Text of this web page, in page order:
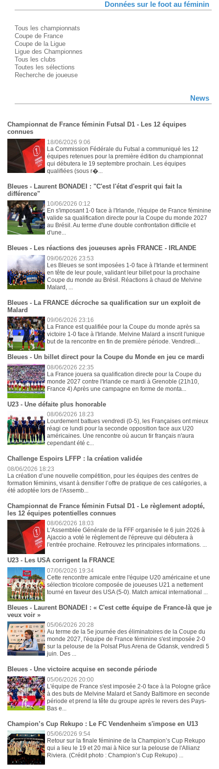
Données sur le foot au féminin
Tous les championnats
Coupe de France
Coupe de la Ligue
Ligue des Championnes
Tous les clubs
Toutes les sélections
Recherche de joueuse
News
Championnat de France féminin Futsal D1 - Les 12 équipes
connues
18/06/2026 9:06
La Commission Fédérale du Futsal a communiqué les 12
équipes retenues pour la première édition du championnat
qui débutera le 19 septembre prochain. Les équipes
qualifiées (sous r�...
Bleues - Laurent BONADEI : "C'est l'état d'esprit qui fait la
différence"
10/06/2026 0:12
En s'imposant 1-0 face à l'Irlande, l'équipe de France féminine
valide sa qualification directe pour la Coupe du monde 2027
au Brésil. Au terme d'une double confrontation difficile et
d'une...
Bleues - Les réactions des joueuses après FRANCE - IRLANDE
09/06/2026 23:53
Les Bleues se sont imposées 1-0 face à l'Irlande et terminent
en tête de leur poule, validant leur billet pour la prochaine
Coupe du monde au Brésil. Réactions à chaud de Melvine
Malard, ...
Bleues - La FRANCE décroche sa qualification sur un exploit de
Malard
09/06/2026 23:16
La France est qualifiée pour la Coupe du monde après sa
victoire 1-0 face à l'Irlande. Melvine Malard a inscrit l'unique
but de la rencontre en fin de première période. Vendredi...
Bleues - Un billet direct pour la Coupe du Monde en jeu ce mardi
08/06/2026 22:35
La France jouera sa qualification directe pour la Coupe du
monde 2027 contre l'Irlande ce mardi à Grenoble (21h10,
France 4) Après une campagne en forme de monta...
U23 - Une défaite plus honorable
08/06/2026 18:23
Lourdement battues vendredi (0-5), les Françaises ont mieux
réagi ce lundi pour la seconde opposition face aux U20
américaines. Une rencontre où aucun tir français n'aura
cependant été c...
Challenge Espoirs LFFP : la création validée
08/06/2026 18:23
La création d’une nouvelle compétition, pour les équipes des centres de
formation féminins, visant à densifier l’offre de pratique de ces catégories, a
été adoptée lors de l'Assemb...
Championnat de France féminin Futsal D1 - Le règlement adopté,
les 12 équipes potentielles connues
08/06/2026 18:03
L'Assemblée Générale de la FFF organisée le 6 juin 2026 à
Ajaccio a voté le règlement de l'épreuve qui débutera à
l'entrée prochaine. Retrouvez les principales informations. ...
U23 - Les USA corrigent la FRANCE
07/06/2026 19:34
Cette rencontre amicale entre l'équipe U20 américaine et une
sélection tricolore composée de joueuses U21 a nettement
tourné en faveur des USA (5-0). Match amical international ...
Bleues - Laurent BONADEI : « C'est cette équipe de France-là que je
veux voir »
05/06/2026 20:28
Au terme de la 5e journée des éliminatoires de la Coupe du
monde 2027, l'équipe de France féminine s'est imposée 2-0
sur la pelouse de la Polsat Plus Arena de Gdansk, vendredi 5
juin. Des ...
Bleues - Une victoire acquise en seconde période
05/06/2026 20:00
L'équipe de France s'est imposée 2-0 face à la Pologne grâce
à des buts de Melvine Malard et Sandy Baltimore en seconde
période et prend la tête du groupe après le revers des Pays-
Bas e...
Champion’s Cup Rekupo : Le FC Vendenheim s'impose en U13
05/06/2026 9:54
Retour sur la finale féminine de la Champion’s Cup Rekupo
qui a lieu le 19 et 20 mai à Nice sur la pelouse de l'Allianz
Riviera. (Crédit photo : Champion’s Cup Rekupo) ...